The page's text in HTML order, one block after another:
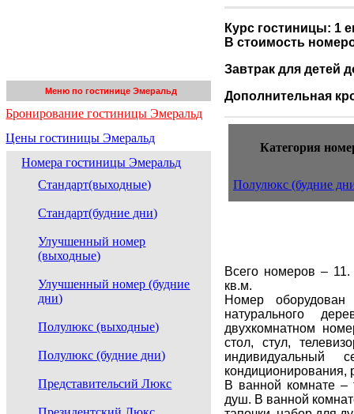
Меню по гостинице Эмеральд
Бронирование гостиницы Эмеральд
Цены гостиницы Эмеральд
Номера гостиницы Эмеральд
Стандарт(выходные)
Стандарт(будние дни)
Улучшенный номер
(выходные)
Улучшенный номер (будние
дни)
Полулюкс (выходные)
Полулюкс (будние дни)
Представительсий Люкс
Курс гостиницы: 1
В стоимость
Завтрак для детей
Дополнительная
Категория
Полулюкс (будние
Всего номеров –
кв.м.
Номер оборудован
натурального
двухкомнатном
стол, стул,
индивидуальный
кондиционирования,
В ванной комнате –
душ. В ванной